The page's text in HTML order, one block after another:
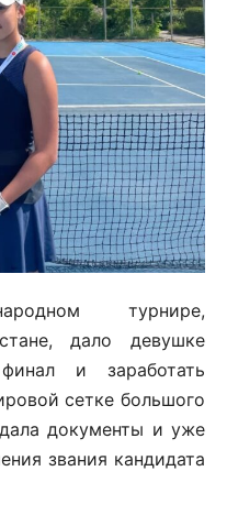
турнире,
дало девушке
и заработать
сетке большого
документы и уже
звания кандидата